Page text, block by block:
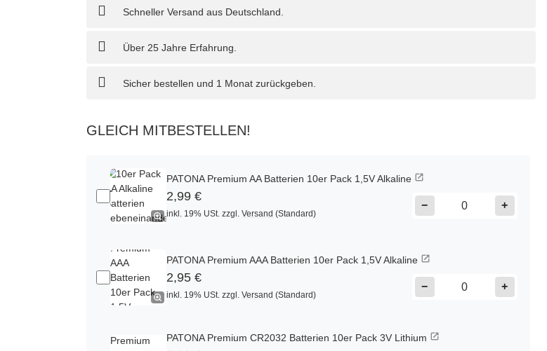
Schneller Versand aus Deutschland.
Über 25 Jahre Erfahrung.
Sicher bestellen und 1 Monat zurückgeben.
GLEICH MITBESTELLEN!
PATONA Premium AA Batterien 10er Pack 1,5V Alkaline
2,99 €
inkl. 19% USt. zzgl. Versand (Standard)
− +
PATONA Premium AAA Batterien 10er Pack 1,5V Alkaline
2,95 €
inkl. 19% USt. zzgl. Versand (Standard)
− +
PATONA Premium CR2032 Batterien 10er Pack 3V Lithium